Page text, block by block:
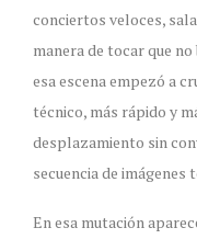
conciertos veloces,
manera de tocar que
esa escena empezó a
técnico, más rápido y
desplazamiento sin
secuencia de
En esa mutación